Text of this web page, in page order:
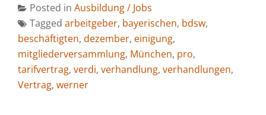
Posted in Ausbildung / Jobs
Tagged arbeitgeber, bayerischen, bdsw,
beschäftigten, dezember, einigung,
mitgliederversammlung, München, pro,
tarifvertrag, verdi, verhandlung, verhandlungen,
Vertrag, werner